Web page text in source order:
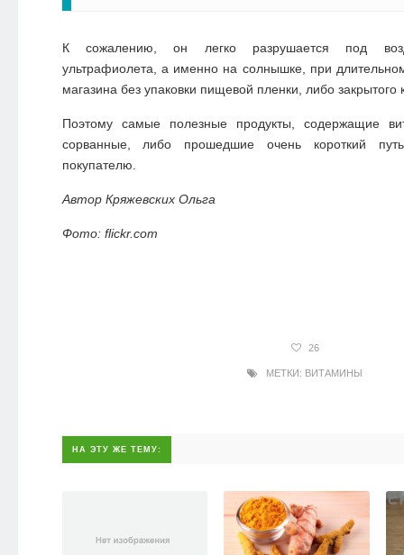
К сожалению, он легко разрушается под
ультрафиолета, а именно на солнышке, при
магазина без упаковки пищевой пленки, либо закрытого
Поэтому самые полезные продукты, содержащие
сорванные, либо прошедшие очень короткий
покупателю.
Автор Кряжевских Ольга
Фото: flickr.com
26
МЕТКИ: ВИТАМИНЫ
НА ЭТУ ЖЕ ТЕМУ: